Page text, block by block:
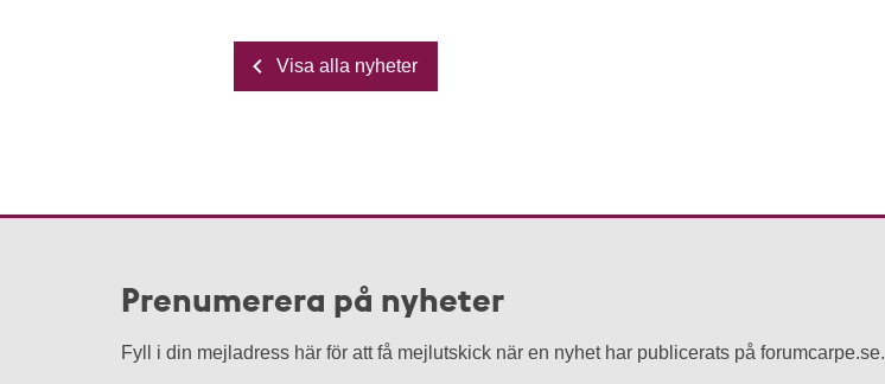
Visa alla nyheter
Prenumerera på nyheter
Fyll i din mejladress här för att få mejlutskick när en nyhet har publicerats på forumcarpe.se.